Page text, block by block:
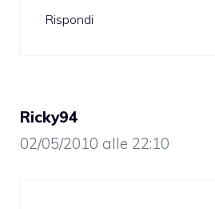
Rispondi
Ricky94
02/05/2010 alle 22:10